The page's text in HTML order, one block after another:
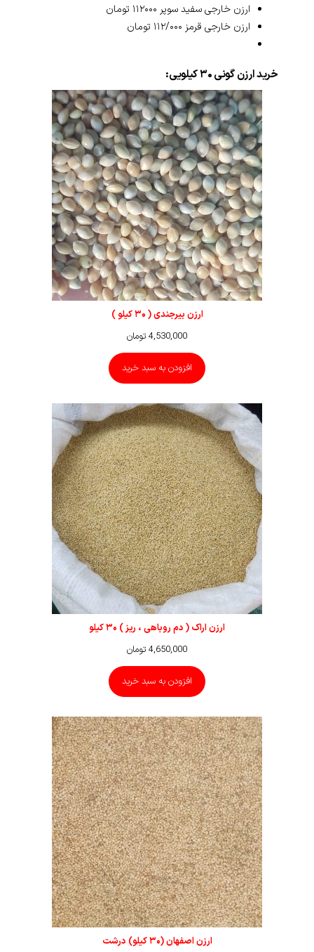
ارزن خارجی سفید سوپر ۱۱۲۰۰۰ تومان
ارزن خارجی قرمز ۱۱۲/۰۰۰ تومان
خرید ارزن گونی ۳۰ کیلویی:
ارزن بیرجندی ( ۳۰ کیلو )
4,530,000 تومان
افزودن به سبد خرید
ارزن اراک ( دم روباهی ، ریز ) ۳۰ کیلو
4,650,000 تومان
افزودن به سبد خرید
ارزن اصفهان (۳۰ کیلو) درشت